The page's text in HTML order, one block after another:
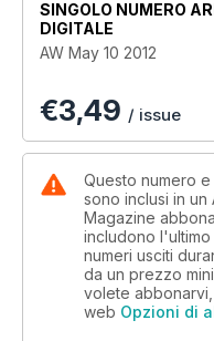
SINGOLO NUMERO
DIGITALE
AW May 10 2012
€3,49 / issue
Questo numero
sono inclusi in un
Magazine
includono
numeri usciti
da un prezzo
volete
web Opzioni di